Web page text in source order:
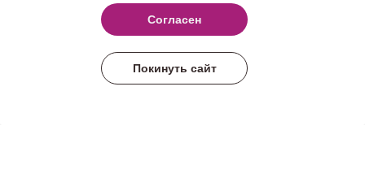
педагогический
колледж имени Р.Е.
Шаниной
Согласен
Покинуть сайт